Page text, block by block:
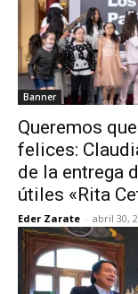
Banner
Queremos
felices:
de la entrega
útiles «Rita
Eder Zarate - abril 30,